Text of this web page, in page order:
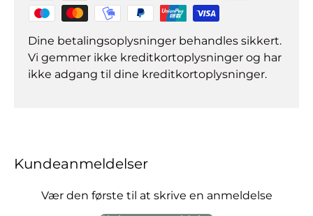
Dine betalingsoplysninger behandles sikkert.
Vi gemmer ikke kreditkortoplysninger og har
ikke adgang til dine kreditkortoplysninger.
Kundeanmeldelser
Vær den første til at skrive en anmeldelse